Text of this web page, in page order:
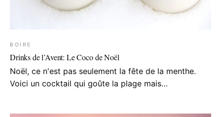
BOIRE
Drinks de l’Avent: Le Coco de Noël
Noël, ce n'est pas seulement la fête de la menthe.
Voici un cocktail qui goûte la plage mais…